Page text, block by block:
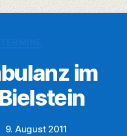
im
9. August 2011